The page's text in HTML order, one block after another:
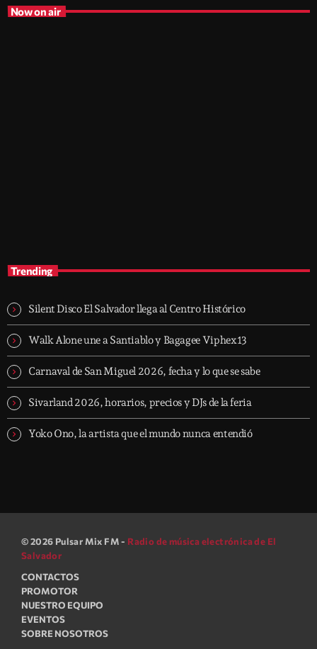
Now on air
Trending
Silent Disco El Salvador llega al Centro Histórico
Walk Alone une a Santiablo y Bagagee Viphex13
Carnaval de San Miguel 2026, fecha y lo que se sabe
Sivarland 2026, horarios, precios y DJs de la feria
Yoko Ono, la artista que el mundo nunca entendió
© 2026 Pulsar Mix FM - Radio de música electrónica de El
Salvador
CONTACTOS
PROMOTOR
NUESTRO EQUIPO
EVENTOS
SOBRE NOSOTROS